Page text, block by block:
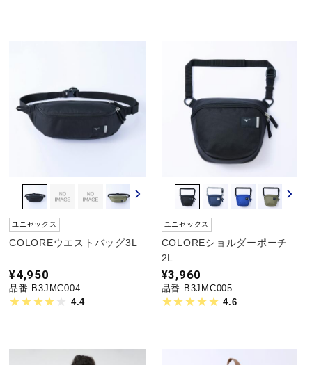
ユニセックス
COLOREウエストバッグ3L
¥4,950
品番 B3JMC004
4.4
ユニセックス
COLOREショルダーポーチ
2L
¥3,960
品番 B3JMC005
4.6